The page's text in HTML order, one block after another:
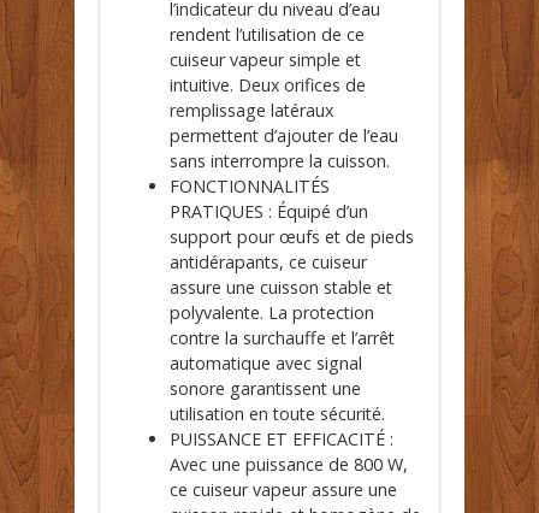
l’indicateur du niveau d’eau
rendent l’utilisation de ce
cuiseur vapeur simple et
intuitive. Deux orifices de
remplissage latéraux
permettent d’ajouter de l’eau
sans interrompre la cuisson.
FONCTIONNALITÉS
PRATIQUES : Équipé d’un
support pour œufs et de pieds
antidérapants, ce cuiseur
assure une cuisson stable et
polyvalente. La protection
contre la surchauffe et l’arrêt
automatique avec signal
sonore garantissent une
utilisation en toute sécurité.
PUISSANCE ET EFFICACITÉ :
Avec une puissance de 800 W,
ce cuiseur vapeur assure une